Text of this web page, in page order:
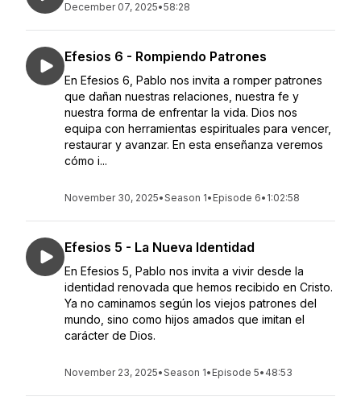
December 07, 2025•58:28
Efesios 6 - Rompiendo Patrones
En Efesios 6, Pablo nos invita a romper patrones
que dañan nuestras relaciones, nuestra fe y
nuestra forma de enfrentar la vida. Dios nos
equipa con herramientas espirituales para vencer,
restaurar y avanzar. En esta enseñanza veremos
cómo i...
November 30, 2025•Season 1• Episode 6• 1:02:58
Efesios 5 - La Nueva Identidad
En Efesios 5, Pablo nos invita a vivir desde la
identidad renovada que hemos recibido en Cristo.
Ya no caminamos según los viejos patrones del
mundo, sino como hijos amados que imitan el
carácter de Dios.
November 23, 2025•Season 1• Episode 5• 48:53